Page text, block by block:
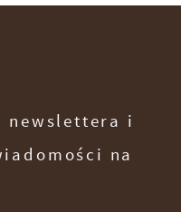
newslettera i
na